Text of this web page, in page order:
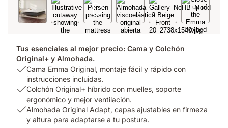
Tus esenciales al mejor precio: Cama y Colchón
Original+ y Almohada.
USP
Cama
Emma
Original,
montaje
Cama Emma Original, montaje fácil y rápido con
instrucciones incluidas.
USP
Colchón
Original+
Colchón Original+ híbrido con muelles, soporte
ergonómico y mejor ventilación.
USPAlmohada Original Adapt, capas ajustables en firmeza
y altura para adaptarse a tu postura.